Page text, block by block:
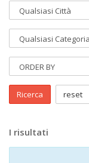
Ricerca reset
I risultati